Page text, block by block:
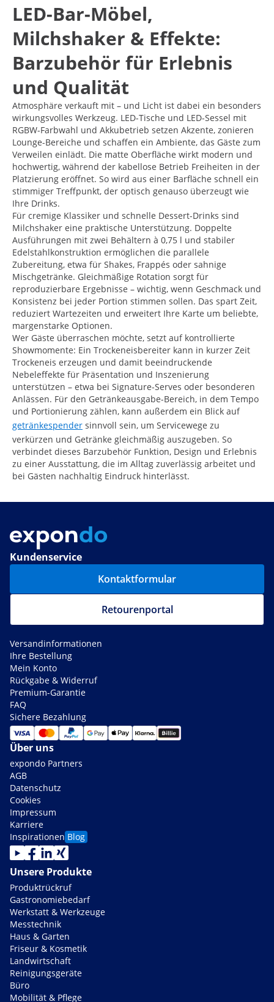
LED-Bar-Möbel,
Milchshaker & Effekte:
Barzubehör für Erlebnis
und Qualität
Atmosphäre verkauft mit – und Licht ist dabei ein besonders
wirkungsvolles Werkzeug. LED-Tische und LED-Sessel mit
RGBW-Farbwahl und Akkubetrieb setzen Akzente, zonieren
Lounge-Bereiche und schaffen ein Ambiente, das Gäste zum
Verweilen einlädt. Die matte Oberfläche wirkt modern und
hochwertig, während der kabellose Betrieb Freiheiten in der
Platzierung eröffnet. So wird aus einer Barfläche schnell ein
stimmiger Treffpunkt, der optisch genauso überzeugt wie
Ihre Drinks.
Für cremige Klassiker und schnelle Dessert-Drinks sind
Milchshaker eine praktische Unterstützung. Doppelte
Ausführungen mit zwei Behältern à 0,75 l und stabiler
Edelstahlkonstruktion ermöglichen die parallele
Zubereitung, etwa für Shakes, Frappés oder sahnige
Mischgetränke. Gleichmäßige Rotation sorgt für
reproduzierbare Ergebnisse – wichtig, wenn Geschmack und
Konsistenz bei jeder Portion stimmen sollen. Das spart Zeit,
reduziert Wartezeiten und erweitert Ihre Karte um beliebte,
margenstarke Optionen.
Wer Gäste überraschen möchte, setzt auf kontrollierte
Showmomente: Ein Trockeneisbereiter kann in kurzer Zeit
Trockeneis erzeugen und damit beeindruckende
Nebeleffekte für Präsentation und Inszenierung
unterstützen – etwa bei Signature-Serves oder besonderen
Anlässen. Für den Getränkeausgabe-Bereich, in dem Tempo
und Portionierung zählen, kann außerdem ein Blick auf
getränkespender sinnvoll sein, um Servicewege zu
verkürzen und Getränke gleichmäßig auszugeben. So
verbindet dieses Barzubehör Funktion, Design und Erlebnis
zu einer Ausstattung, die im Alltag zuverlässig arbeitet und
bei Gästen nachhaltig Eindruck hinterlässt.
Kundenservice
Kontaktformular
Retourenportal
Versandinformationen
Ihre Bestellung
Mein Konto
Rückgabe & Widerruf
Premium-Garantie
FAQ
Sichere Bezahlung
Über uns
expondo Partners
AGB
Datenschutz
Cookies
Impressum
Karriere
Inspirationen Blog
Unsere Produkte
Produktrückruf
Gastronomiebedarf
Werkstatt & Werkzeuge
Messtechnik
Haus & Garten
Friseur & Kosmetik
Landwirtschaft
Reinigungsgeräte
Büro
Mobilität & Pflege